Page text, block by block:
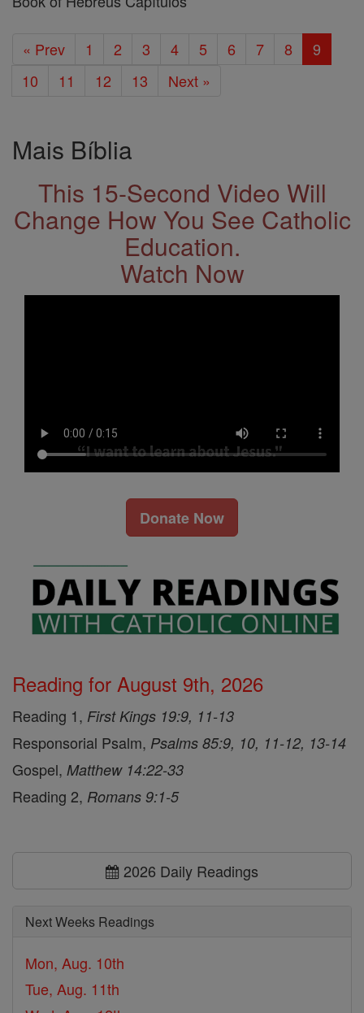
« Prev 1 2 3 4 5 6 7 8
9
10
11 12 13 Next »
Mais Bíblia
This 15-Second Video Will
Change How You See Catholic
Education.
Watch Now
Donate Now
Reading for August 9th, 2026
Reading 1, First Kings 19:9, 11-13
Responsorial Psalm, Psalms 85:9, 10, 11-12, 13-14
Gospel, Matthew 14:22-33
Reading 2, Romans 9:1-5
2026 Daily Readings
Next Weeks Readings
Mon, Aug. 10th
Tue, Aug. 11th